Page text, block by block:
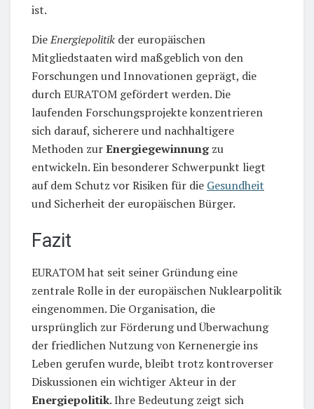
ist.
DieEnergiepolitik der europäischen
Mitgliedstaaten wird maßgeblich von den
Forschungen und Innovationen geprägt, die
durch EURATOM gefördert werden. Die
laufenden Forschungsprojekte konzentrieren
sich darauf, sicherere und nachhaltigere
Methoden zurEnergiegewinnungzu
entwickeln. Ein besonderer Schwerpunkt liegt
auf dem Schutz vor Risiken für die Gesundheit
und Sicherheit der europäischen Bürger.
Fazit
EURATOM hat seit seiner Gründung eine
zentrale Rolle in der europäischen Nuklearpolitik
eingenommen. Die Organisation, die
ursprünglich zur Förderung und Überwachung
der friedlichen Nutzung von Kernenergie ins
Leben gerufen wurde, bleibt trotz kontroverser
Diskussionen ein wichtiger Akteur in der
Energiepolitik. Ihre Bedeutung zeigt sich